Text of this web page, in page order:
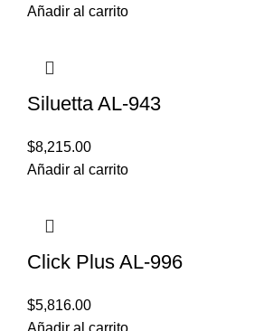
Añadir al carrito
Siluetta AL-943
$8,215.00
Añadir al carrito
Click Plus AL-996
$5,816.00
Añadir al carrito